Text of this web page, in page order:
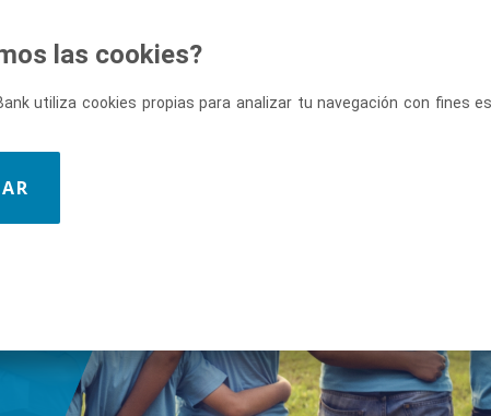
las cookies?
utiliza cookies propias para analizar tu navegación con fines